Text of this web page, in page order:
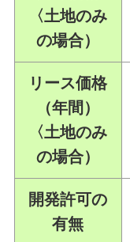
〈土地のみ
の場合）
リース価格
（年間）
〈土地のみ
の場合）
開発許可の
有無